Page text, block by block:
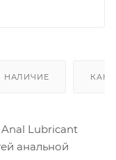
НАЛИЧИЕ КАК
Anal Lubricant
анальной